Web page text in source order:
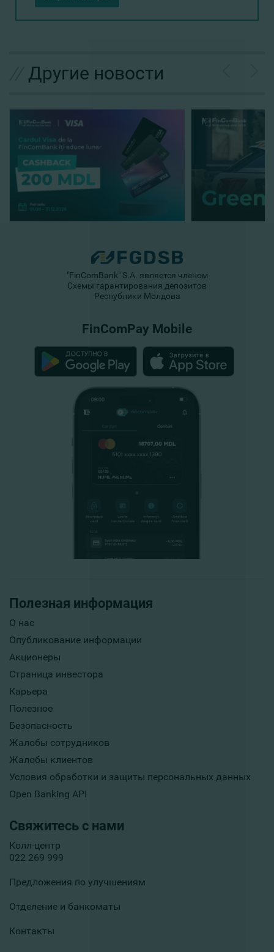
Другие новости
Полезная информация
О нас
Опубликование информации
Акционеры
Страница инвестора
Карьера
Полезное
Безопасность
Жалобы сотрудников
Жалобы клиентов
Условия обработки и защиты персональных данных
Open Banking API
Свяжитесь с нами
Колл-центр
022 269 999
Предложения по улучшениям
Отделение и банкоматы
Контакты
"FinComBank" S.A. является членом
Схемы гарантирования депозитов
Республики Молдова
FinComPay Mobile